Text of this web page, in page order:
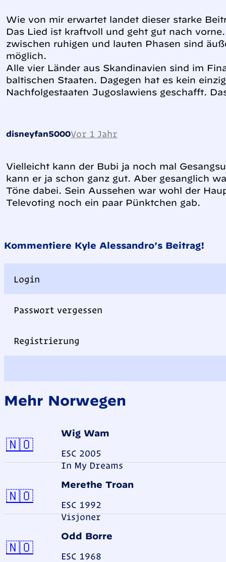
Wie von mir erwartet landet dieser starke
Das Lied ist kraftvoll und geht gut nach
zwischen ruhigen und lauten Phasen sind
möglich.
Alle vier Länder aus Skandinavien sind im
baltischen Staaten. Dagegen hat es kein
Nachfolgestaaten Jugoslawiens geschafft.
disneyfan5000Vor 1 Jahr
Vielleicht kann der Bubi ja noch mal
kann er ja schon ganz gut. Aber gesanglich
Töne dabei. Sein Aussehen war wohl der
Televoting noch ein paar Pünktchen gab.
Kommentiere Kyle Alessandro's Beitrag!
Login
Passwort vergessen
Registrierung
Mehr Norwegen
Wig Wam
ESC 2005
In My Dreams
🇳🇴Norwegen
Merethe Troan
ESC 1992
Visjoner
🇳🇴Norwegen
Odd Borre
ESC 1968
🇳🇴Norwegen